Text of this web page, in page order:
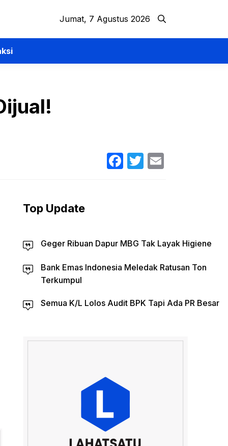
Jumat, 7 Agustus 2026
Facebook
Twitter
Top Update
Geger Ribuan Dapur MBG Tak Layak Higiene
Bank Emas Indonesia Meledak Ratusan Ton
Terkumpul
Semua K/L Lolos Audit BPK Tapi Ada PR Besar